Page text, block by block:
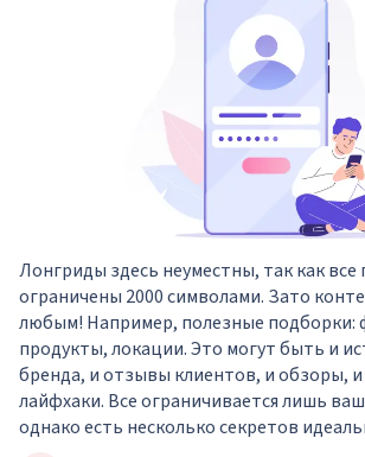
Лонгриды здесь неуместны, так как все
ограничены 2000 символами. Зато
любым! Например, полезные подборки:
продукты, локации. Это могут быть и
бренда, и отзывы клиентов, и обзоры,
лайфхаки. Все ограничивается лишь
однако есть несколько секретов